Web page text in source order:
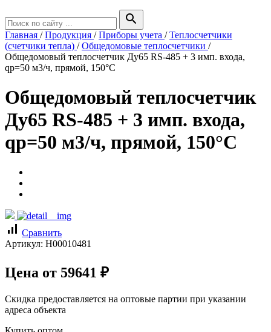
search
Главная /Продукция /Приборы учета /Теплосчетчики
(счетчики тепла) /Общедомовые теплосчетчики /
Общедомовый теплосчетчик Ду65 RS-485 + 3 имп. входа,
qp=50 м3/ч, прямой, 150°C
Общедомовый теплосчетчик
Ду65 RS-485 + 3 имп. входа,
qp=50 м3/ч, прямой, 150°C
signal_cellular_alt Сравнить
Артикул: Н00010481
Цена от 59641 ₽
Скидка предоставляется на оптовые партии при указании
адреса объекта